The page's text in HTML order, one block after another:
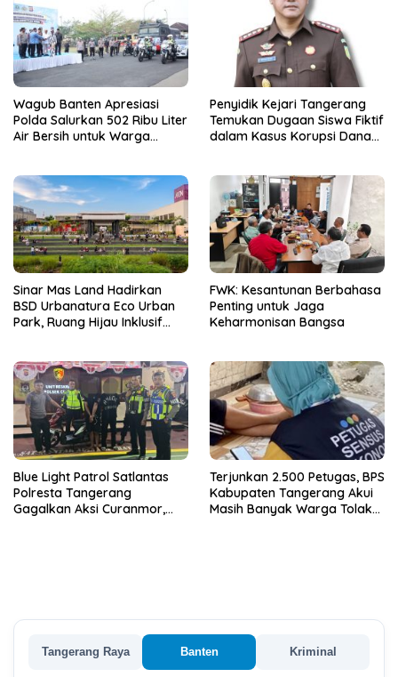
Wagub Banten Apresiasi
Polda Salurkan 502 Ribu Liter
Air Bersih untuk Warga
Penyidik Kejari Tangerang
Temukan Dugaan Siswa Fiktif
dalam Kasus Korupsi Dana
Sinar Mas Land Hadirkan
BSD Urbanatura Eco Urban
Park, Ruang Hijau Inklusif
FWK: Kesantunan Berbahasa
Penting untuk Jaga
Keharmonisan Bangsa
Blue Light Patrol Satlantas
Polresta Tangerang
Gagalkan Aksi Curanmor,
Terjunkan 2.500 Petugas, BPS
Kabupaten Tangerang Akui
Masih Banyak Warga Tolak
Tangerang Raya Banten Kriminal